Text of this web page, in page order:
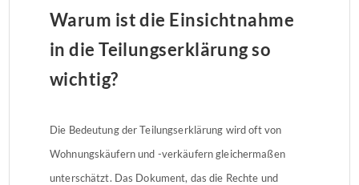
Warum ist die Einsichtnahme
in die Teilungserklärung so
wichtig?
Die Bedeutung der Teilungserklärung wird oft von
Wohnungskäufern und -verkäufern gleichermaßen
unterschätzt. Das Dokument, das die Rechte und